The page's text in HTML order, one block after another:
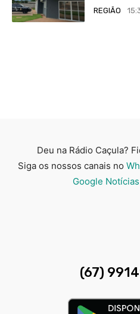
REGIÃO
Deu na Rádio Caçula?
Siga os nossos canais no
Google
(67)